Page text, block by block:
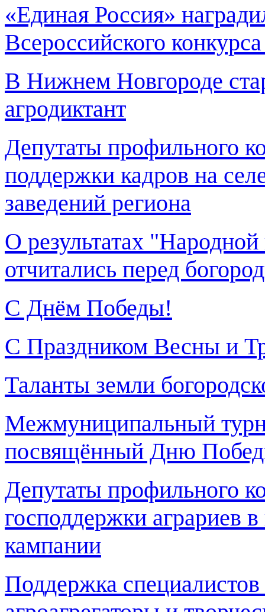
«Единая Россия»
Всероссийского
В Нижнем Новгороде
агродиктант
Депутаты профильного
поддержки кадров на
заведений региона
О результатах
отчитались перед
С Днём Победы!
С Праздником Весны и
Таланты земли
Межмуниципальный
посвящённый Дню
Депутаты профильного
господдержки аграриев
кампании
Поддержка специалистов